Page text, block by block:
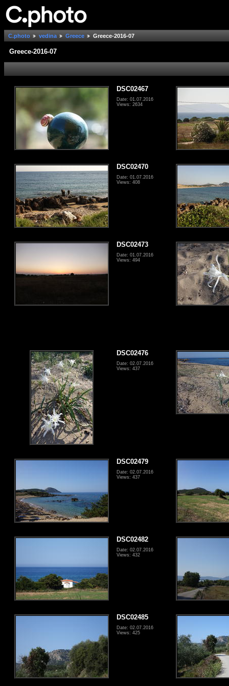
C.photo vedina Greece Greece-2016-07
Greece-2016-07
DSC02467
Date: 01.07.2016
Views: 2634
DSC02470
Date: 01.07.2016
Views: 408
DSC02473
Date: 01.07.2016
Views: 494
DSC02476
Date: 02.07.2016
Views: 437
DSC02479
Date: 02.07.2016
Views: 437
DSC02482
Date: 02.07.2016
Views: 432
DSC02485
Date: 02.07.2016
Views: 425